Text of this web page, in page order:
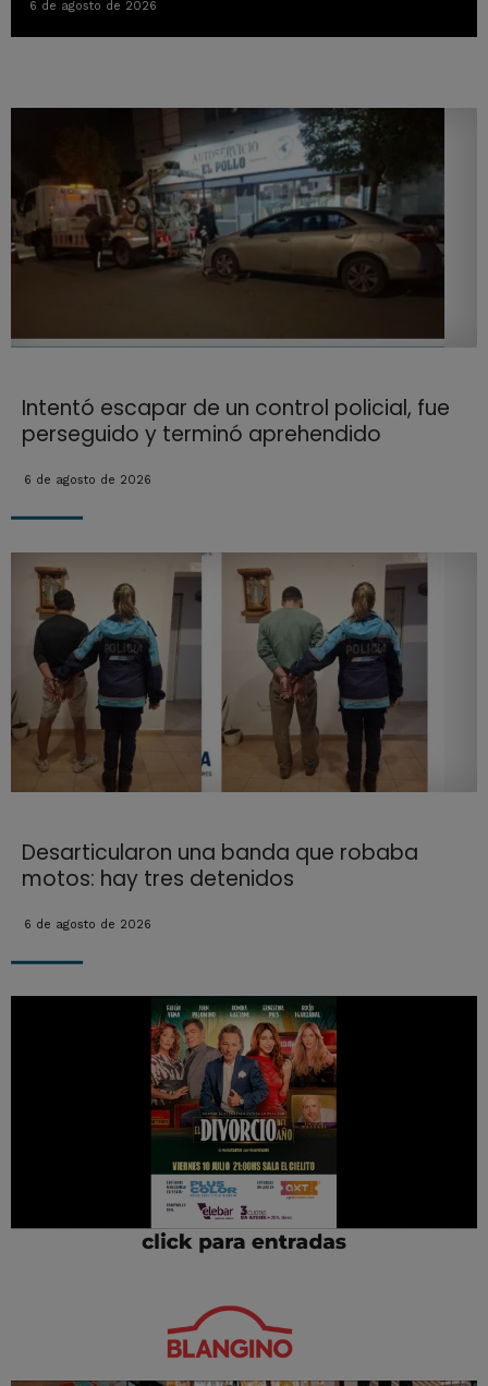
6 de agosto de 2026
Intentó escapar de un control policial, fue
perseguido y terminó aprehendido
6 de agosto de 2026
Desarticularon una banda que robaba
motos: hay tres detenidos
6 de agosto de 2026